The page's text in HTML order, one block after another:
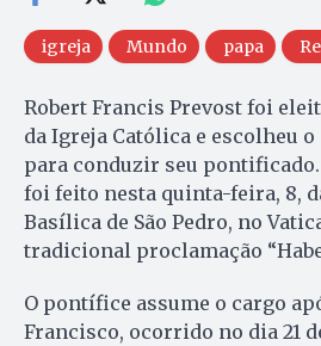
igreja Mundo papa
Robert Francis Prevost foi
da Igreja Católica e escolheu o
para conduzir seu
foi feito nesta quinta-feira, 8,
Basílica de São Pedro, no
tradicional proclamação
O pontífice assume o cargo
Francisco, ocorrido no dia 21